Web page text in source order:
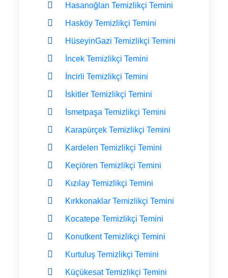
Hasanoğlan Temizlikçi Temini
Hasköy Temizlikçi Temini
HüseyinGazi Temizlikçi Temini
İncek Temizlikçi Temini
İncirli Temizlikçi Temini
İskitler Temizlikçi Temini
İsmetpaşa Temizlikçi Temini
Karapürçek Temizlikçi Temini
Kardelen Temizlikçi Temini
Keçiören Temizlikçi Temini
Kızılay Temizlikçi Temini
Kırkkonaklar Temizlikçi Temini
Kocatepe Temizlikçi Temini
Konutkent Temizlikçi Temini
Kurtuluş Temizlikçi Temini
Küçükesat Temizlikçi Temini